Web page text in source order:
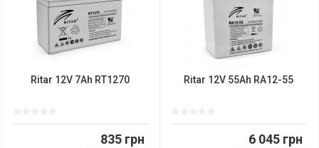
Ritar 12V 7Ah RT1270
835 грн
Ritar 12V 55Ah RA12-55
6 045 грн